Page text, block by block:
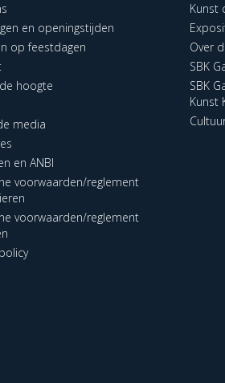
en openingstijden
op feestdagen
hoogte
media
en ANBI
voorwaarden/reglement
voorwaarden/reglement
Kunst
Over
SBK
SBK
Kunst